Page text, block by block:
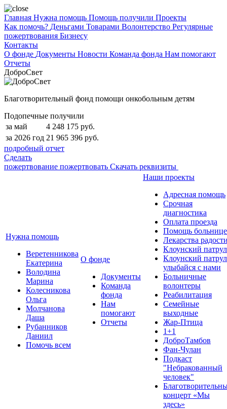
Главная Нужна помощь Помощь получили Проекты
Как помочь? Деньгами Товарами Волонтерство Регулярные
пожертвования Бизнесу
Контакты
О фонде Документы Новости Команда фонда Нам помогают
Отчеты
ДоброСвет
Благотворительный фонд помощи онкобольным детям
Подопечные получили
за май
4 248 175 руб.
за 2026 год 21 965 396 руб.
подробный отчет
Сделать
пожертвование пожертвовать Скачать реквизиты
Нужна помощь
Веретенникова
Екатерина
Володина
Марина
Колесникова
Ольга
Молчанова
Даша
Рубанников
Даниил
Помочь всем
О фонде
Документы
Команда
фонда
Нам
помогают
Отчеты
Наши проекты
Адресная помощь
Срочная
диагностика
Оплата проезда
Помощь больнице
Лекарства
Клоунский
Клоунский
улыбайся с нами
Больничные
волонтеры
Реабилитация
Семейные
выходные
Жар-Птица
1+1
ДоброТамбов
Фан-Чулан
Подкаст
"Небракованный
человек"
концерт «Мы
здесь»